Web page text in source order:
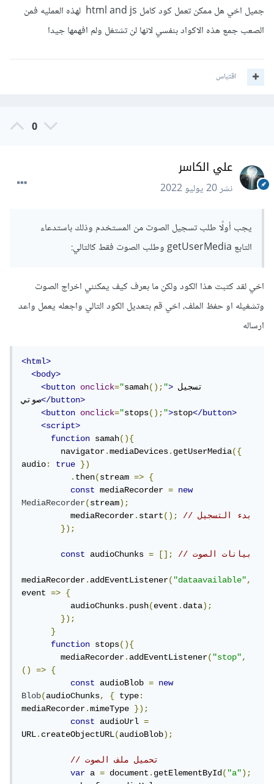
يمكن الاستعانة بالصنف MediaRecorder لتسجيل الصوت، حيث
نمرر له المجرى stream الناتج عن طلب الوصول السابق كالتالي:
MediaRecorder
ونستفيد من الحدث dataavailable لتخزين بيانات الصوت ضمن
audioChunks = [];
// بيانات الصوت
  audioChunks
.push(event .data);
mediaRecorder.stop ();
نستفيد من الحدث stop الذي سيطلق بعد إنتهاء التسجيل لتحويل
بيانات الصوت التي خزناها مسبقًا إلى ملف وحفظه كالتالي:
mediaRecorder . addEventListener
=>
{
audioBlob = new Blob( audioChunks,
mediaRecorder mimeType
const
createObjectURL audioBlob );
// تحميل ملف الصوت
a getElementById
href audioUrl
download "recording.webm"
  document
.click();
جميل اخي هل ممكن تعمل كود كامل html and js لهذه العمليه فمن
الصعب جمع هذه الاكواد بنفسي لانها لن تشتغل ولم افهمها جيدا
اقتباس
0
علي الكاسر
نشر20 يوليو 2022
يجب أولًا طلب تسجيل الصوت من المستخدم وذلك باستدعاء
التابع getUserMedia وطلب الصوت فقط كالتالي:
اخي لقد كتبت هذا الكود ولكن ما بعرف كيف يمكنني اخراج الصوت
وتشغيله او حفظ الملف، اخي قم بتعديل الكود التالي واجعله يعمل واعد
ارساله
<html>
<body>
<button
onclick="samah();"> تسجيل
صوتي</button>
<button
onclick="stops();">stop</button>
<script>
function samah(){
        navigator
.mediaDevices.getUserMedia({
audio: true
})
.then(stream =>
{
const mediaRecorder =
new
MediaRecorder(stream);
          mediaRecorder
.start();
// بدء التسجيل
});
const audioChunks = []; // بيانات الصوت
mediaRecorder.addEventListener("dataavailable",
event =>
{
          audioChunks
.push(event.data);
});
}
function stops(){
        mediaRecorder
.addEventListener("stop",
()
=>
{
const
audioBlob =
new
Blob(audioChunks, { type:
mediaRecorder.mimeType });
const
audioUrl =
URL.createObjectURL(audioBlob);
// تحميل ملف الصوت
var a = document.getElementById("a");